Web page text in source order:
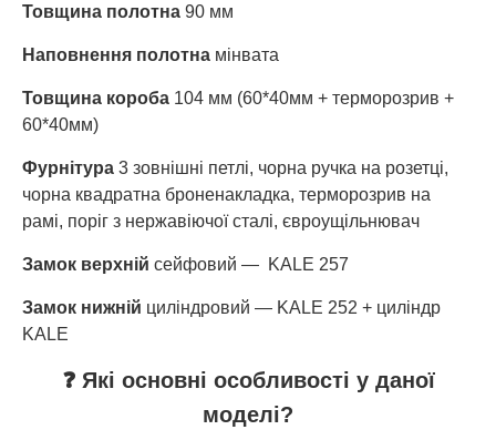
Товщина полотна 90 мм
Наповнення полотна мінвата
Товщина короба 104 мм (60*40мм + терморозрив +
60*40мм)
Фурнітура 3 зовнішні петлі, чорна ручка на розетці,
чорна квадратна броненакладка, терморозрив на
рамі, поріг з нержавіючої сталі, євроущільнювач
Замок верхній сейфовий — KALE 257
Замок нижній циліндровий — KALE 252 + циліндр
KALE
❓ Які основні особливості у даної
моделі?